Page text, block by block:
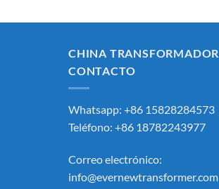
CHINA TRANSFORMADOR
CONTACTO
Whatsapp: +86 15828284573
Teléfono: +86 18782243977
Correo electrónico:
info@evernewtransformer.com